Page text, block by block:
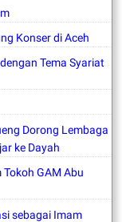
Konser di Aceh
Tema Syariat
Dorong Lembaga
ke Dayah
GAM Abu
sebagai Imam